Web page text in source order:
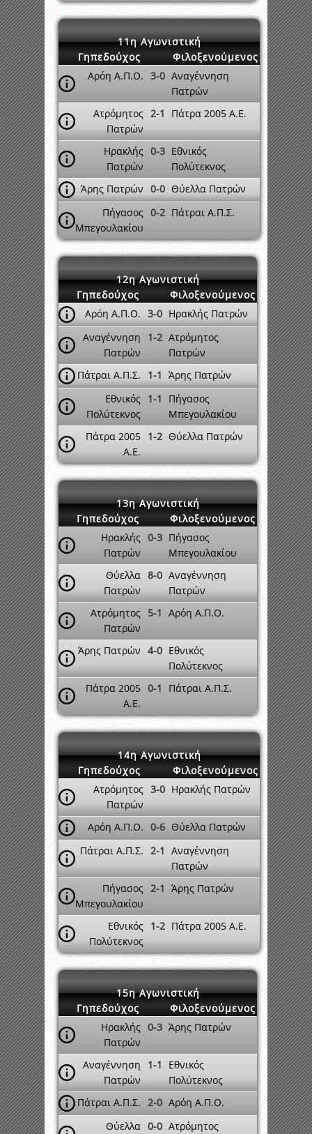
11η Αγωνιστική
Γηπεδούχος
Φιλοξενούμενος
Αρόη Α.Π.Ο. 3-0 Αναγέννηση
Πατρών
Ατρόμητος
Πατρών
2-1 Πάτρα 2005 A.E.
Ηρακλής
Πατρών
0-3 Εθνικός
Πολύτεκνος
Άρης Πατρών 0-0 Θύελλα Πατρών
Πήγασος
Μπεγουλακίου
0-2 Πάτραι Α.Π.Σ.
12η Αγωνιστική
Γηπεδούχος
Φιλοξενούμενος
Αρόη Α.Π.Ο. 3-0 Ηρακλής Πατρών
Αναγέννηση
Πατρών
1-2 Ατρόμητος
Πατρών
Πάτραι Α.Π.Σ.
1-1 Άρης Πατρών
Εθνικός
Πολύτεκνος
1-1
Πήγασος
Μπεγουλακίου
Πάτρα 2005
A.E.
1-2 Θύελλα Πατρών
13η Αγωνιστική
Γηπεδούχος
Φιλοξενούμενος
Ηρακλής
Πατρών
0-3 Πήγασος
Μπεγουλακίου
Θύελλα
Πατρών
8-0 Αναγέννηση
Πατρών
Ατρόμητος
Πατρών
5-1 Αρόη Α.Π.Ο.
Άρης Πατρών 4-0 Εθνικός
Πολύτεκνος
Πάτρα 2005
A.E.
0-1 Πάτραι Α.Π.Σ.
14η Αγωνιστική
Γηπεδούχος
Φιλοξενούμενος
Ατρόμητος
Πατρών
3-0 Ηρακλής Πατρών
Αρόη Α.Π.Ο. 0-6 Θύελλα Πατρών
Πάτραι Α.Π.Σ. 2-1 Αναγέννηση
Πατρών
Πήγασος
Μπεγουλακίου
2-1 Άρης Πατρών
Εθνικός
Πολύτεκνος
1-2 Πάτρα 2005 A.E.
15η Αγωνιστική
Γηπεδούχος
Φιλοξενούμενος
Ηρακλής
Πατρών
0-3 Άρης Πατρών
Αναγέννηση
Πατρών
1-1
Εθνικός
Πολύτεκνος
Πάτραι Α.Π.Σ. 2-0 Αρόη Α.Π.Ο.
Θύελλα 0-0 Ατρόμητος